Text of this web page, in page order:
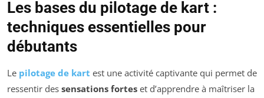
Les bases du pilotage de kart :
techniques essentielles pour
débutants
Le pilotage de kart est une activité captivante qui permet de
ressentir des sensations fortes et d’apprendre à maîtriser la